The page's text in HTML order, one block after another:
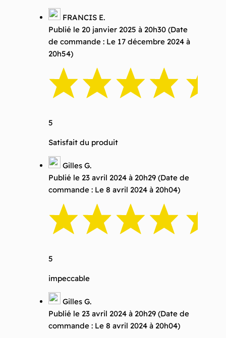
FRANCIS E.
Publié le 20 janvier 2025 à 20h30 (Date
de commande : Le 17 décembre 2024 à
20h54)
5
Satisfait du produit
Gilles G.
Publié le 23 avril 2024 à 20h29 (Date de
commande : Le 8 avril 2024 à 20h04)
5
impeccable
Gilles G.
Publié le 23 avril 2024 à 20h29 (Date de
commande : Le 8 avril 2024 à 20h04)